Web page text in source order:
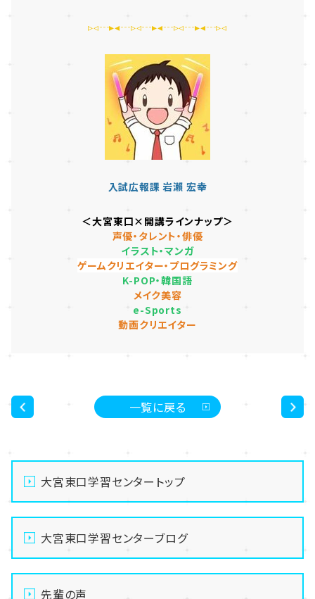
▹◃┄▸◂┄▹◃┄▸◂┄▹◃┄▸◂┄▹◃
入試広報課 岩瀨 宏幸
＜大宮東口×開講ラインナップ＞
声優・タレント・俳優
イラスト・マンガ
ゲームクリエイター・プログラミング
K-POP・韓国語
メイク美容
e-Sports
動画クリエイター
一覧に戻る
大宮東口学習センタートップ
大宮東口学習センターブログ
先輩の声